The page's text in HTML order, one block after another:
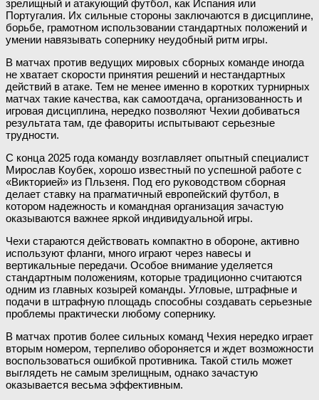
зрелищный и атакующий футбол, как Испания или
Португалия. Их сильные стороны заключаются в дисциплине,
борьбе, грамотном использовании стандартных положений и
умении навязывать сопернику неудобный ритм игры.
В матчах против ведущих мировых сборных команде иногда
не хватает скорости принятия решений и нестандартных
действий в атаке. Тем не менее именно в коротких турнирных
матчах такие качества, как самоотдача, организованность и
игровая дисциплина, нередко позволяют Чехии добиваться
результата там, где фавориты испытывают серьезные
трудности.
С конца 2025 года команду возглавляет опытный специалист
Мирослав Коубек, хорошо известный по успешной работе с
«Викторией» из Пльзеня. Под его руководством сборная
делает ставку на прагматичный европейский футбол, в
котором надежность и командная организация зачастую
оказываются важнее яркой индивидуальной игры.
Чехи стараются действовать компактно в обороне, активно
используют фланги, много играют через навесы и
вертикальные передачи. Особое внимание уделяется
стандартным положениям, которые традиционно считаются
одним из главных козырей команды. Угловые, штрафные и
подачи в штрафную площадь способны создавать серьезные
проблемы практически любому сопернику.
В матчах против более сильных команд Чехия нередко играет
вторым номером, терпеливо обороняется и ждет возможности
воспользоваться ошибкой противника. Такой стиль может
выглядеть не самым зрелищным, однако зачастую
оказывается весьма эффективным.